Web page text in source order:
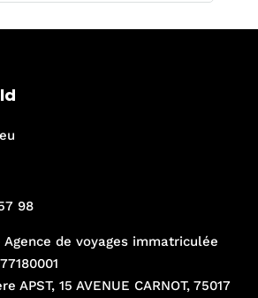
98
de voyages immatriculée
APST, 15 AVENUE CARNOT, 75017